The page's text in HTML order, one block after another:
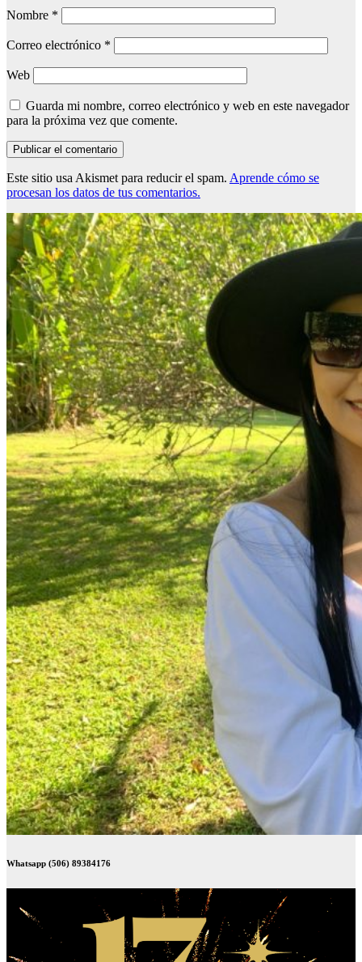
Nombre *
Correo electrónico *
Web
Guarda mi nombre, correo electrónico y web en este navegador
para la próxima vez que comente.
Este sitio usa Akismet para reducir el spam. Aprende cómo se
procesan los datos de tus comentarios.
Whatsapp (506) 89384176